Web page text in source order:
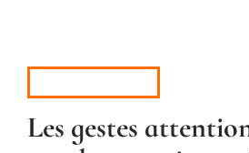
Les gestes